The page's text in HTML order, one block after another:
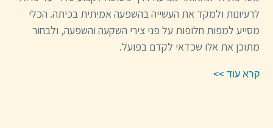
לרעיונות ולמקד את העשייה בהשפעה אמיתית בכיתה. הכלי
מסייע למפות חלופות על פני צירי השקעה והשפעה, ולבחור
מתוכן את אלו שכדאי לקדם בפועל.
קרא עוד >>